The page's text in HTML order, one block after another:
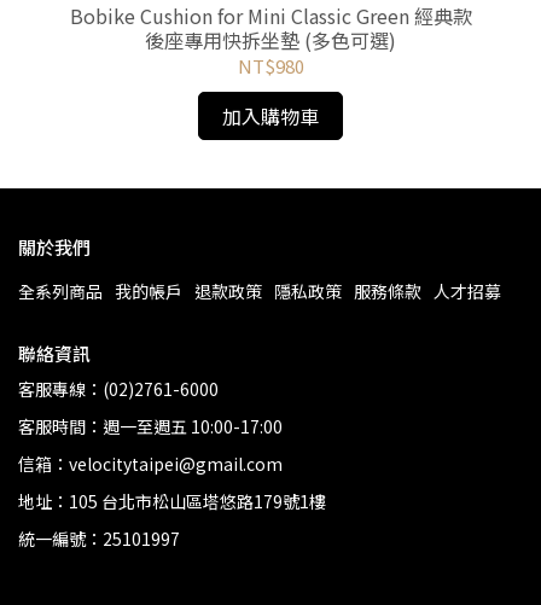
Bobike Cushion for Mini Classic Green 經典款
後座專用快拆坐墊 (多色可選)
NT$980
加入購物車
關於我們
全系列商品 我的帳戶 退款政策 隱私政策 服務條款 人才招募
聯絡資訊
客服專線：(02)2761-6000
客服時間：週一至週五 10:00-17:00
信箱：velocitytaipei@gmail.com
地址：105 台北市松山區塔悠路179號1樓
統一編號：25101997